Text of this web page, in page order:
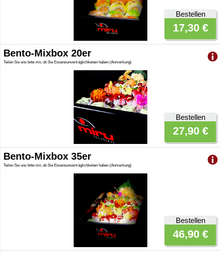
Bestellen
17,30 €
Bento-Mixbox 20er
Teilen Sie uns bitte mit, ob Sie Essensunverträglichkeiten haben (Anmerkung)
Bestellen
27,90 €
Bento-Mixbox 35er
Teilen Sie uns bitte mit, ob Sie Essensunverträglichkeiten haben (Anmerkung)
Bestellen
46,90 €